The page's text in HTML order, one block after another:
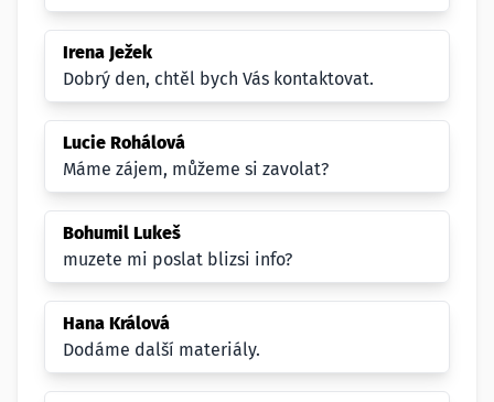
Irena Ježek
Dobrý den, chtěl bych Vás kontaktovat.
Lucie Rohálová
Máme zájem, můžeme si zavolat?
Bohumil Lukeš
muzete mi poslat blizsi info?
Hana Králová
Dodáme další materiály.